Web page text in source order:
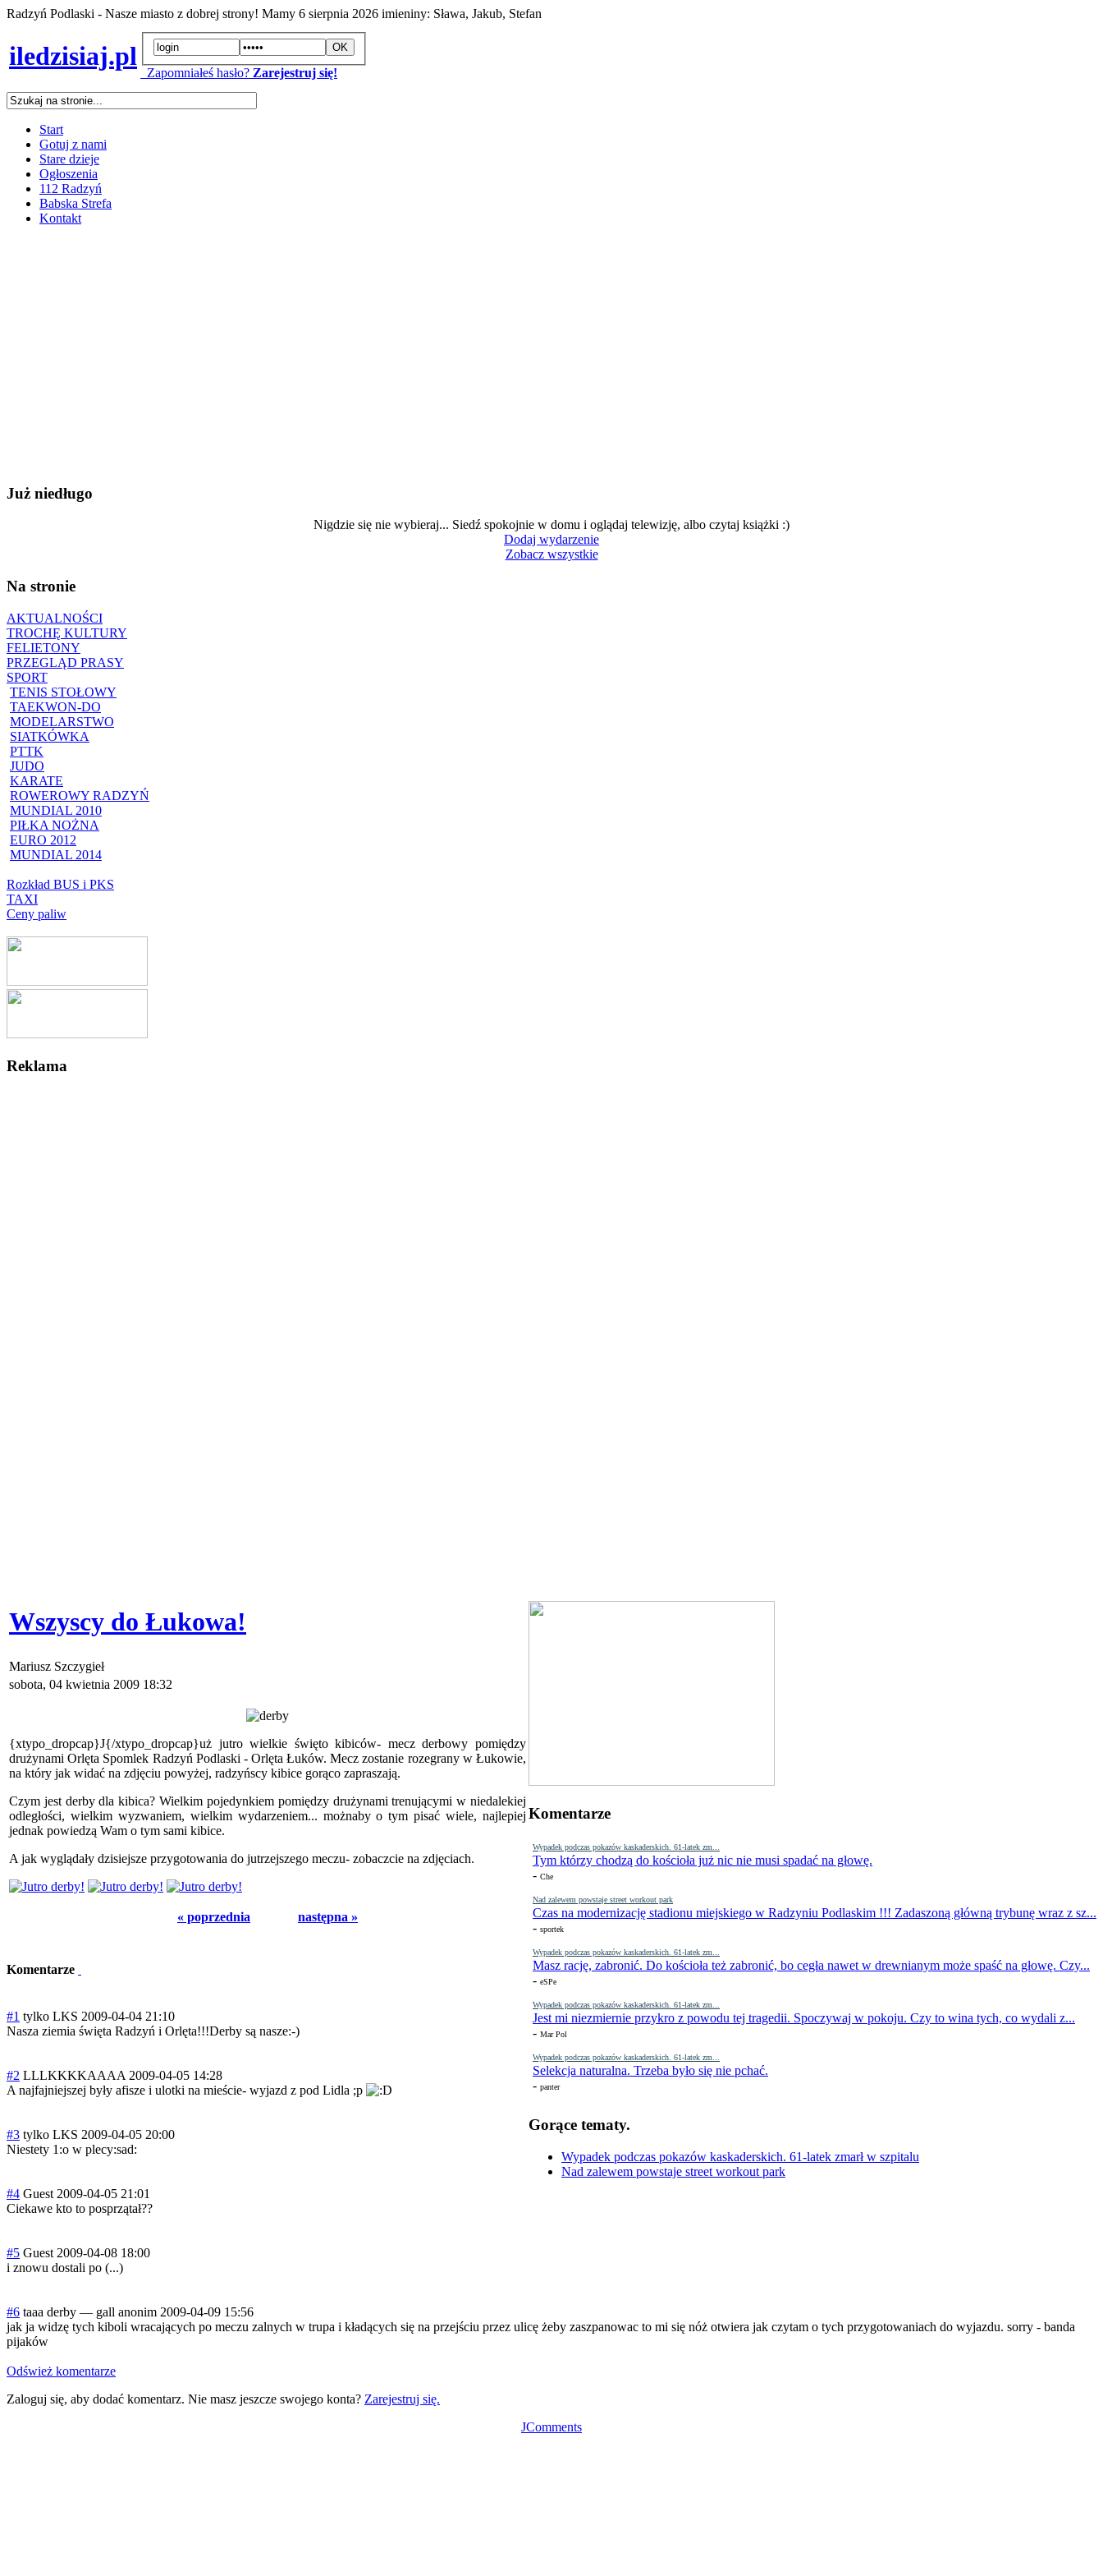
Radzyń Podlaski - Nasze miasto z dobrej strony! Mamy 6 sierpnia 2026 imieniny: Sława, Jakub, Stefan
iledzisiaj.pl
Zapomniałeś hasło? Zarejestruj się!
Start
Gotuj z nami
Stare dzieje
Ogłoszenia
112 Radzyń
Babska Strefa
Kontakt
Już niedługo
Nigdzie się nie wybieraj... Siedź spokojnie w domu i oglądaj telewizję, albo czytaj książki :)
Dodaj wydarzenie
Zobacz wszystkie
Na stronie
AKTUALNOŚCI
TROCHĘ KULTURY
FELIETONY
PRZEGLĄD PRASY
SPORT
TENIS STOŁOWY
TAEKWON-DO
MODELARSTWO
SIATKÓWKA
PTTK
JUDO
KARATE
ROWEROWY RADZYŃ
MUNDIAL 2010
PIŁKA NOŻNA
EURO 2012
MUNDIAL 2014
Rozkład BUS i PKS
TAXI
Ceny paliw
Reklama
Komentarze
Wypadek podczas pokazów kaskaderskich. 61-latek zm...
Tym którzy chodzą do kościoła już nic nie musi spadać na głowę.
- Che
Nad zalewem powstaje street workout park
Czas na modernizację stadionu miejskiego w Radzyniu Podlaskim !!! Zadaszoną główną trybunę wraz z sz...
- sportek
Wypadek podczas pokazów kaskaderskich. 61-latek zm...
Masz rację, zabronić. Do kościoła też zabronić, bo cegła nawet w drewnianym może spaść na głowę. Czy...
- eSPe
Wypadek podczas pokazów kaskaderskich. 61-latek zm...
Jest mi niezmiernie przykro z powodu tej tragedii. Spoczywaj w pokoju. Czy to wina tych, co wydali z...
- Mar Pol
Wypadek podczas pokazów kaskaderskich. 61-latek zm...
Selekcja naturalna. Trzeba było się nie pchać.
- panter
Gorące tematy.
Wypadek podczas pokazów kaskaderskich. 61-latek zmarł w szpitalu
Nad zalewem powstaje street workout park
Wszyscy do Łukowa!
Mariusz Szczygieł
sobota, 04 kwietnia 2009 18:32
{xtypo_dropcap}J{/xtypo_dropcap}uż jutro wielkie święto kibiców- mecz derbowy pomiędzy
drużynami Orlęta Spomlek Radzyń Podlaski - Orlęta Łuków. Mecz zostanie rozegrany w Łukowie,
na który jak widać na zdjęciu powyżej, radzyńscy kibice gorąco zapraszają.
Czym jest derby dla kibica? Wielkim pojedynkiem pomiędzy drużynami trenującymi w niedalekiej
odległości, wielkim wyzwaniem, wielkim wydarzeniem... możnaby o tym pisać wiele, najlepiej
jednak powiedzą Wam o tym sami kibice.
A jak wyglądały dzisiejsze przygotowania do jutrzejszego meczu- zobaczcie na zdjęciach.
« poprzednia następna »
Komentarze
#1 tylko LKS 2009-04-04 21:10
Nasza ziemia święta Radzyń i Orlęta!!!Derby są nasze:-)
#2 LLLKKKKAAAA 2009-04-05 14:28
A najfajniejszej były afisze i ulotki na mieście- wyjazd z pod Lidla ;p
#3 tylko LKS 2009-04-05 20:00
Niestety 1:o w plecy:sad:
#4 Guest 2009-04-05 21:01
Ciekawe kto to posprzątał??
#5 Guest 2009-04-08 18:00
i znowu dostali po (...)
#6 taaa derby — gall anonim 2009-04-09 15:56
jak ja widzę tych kiboli wracających po meczu zalnych w trupa i kładących się na przejściu przez ulicę żeby zaszpanowac to mi się nóż otwiera jak czytam o tych przygotowaniach do wyjazdu. sorry - banda
pijaków
Odśwież komentarze
Zaloguj się, aby dodać komentarz. Nie masz jeszcze swojego konta? Zarejestruj się.
JComments